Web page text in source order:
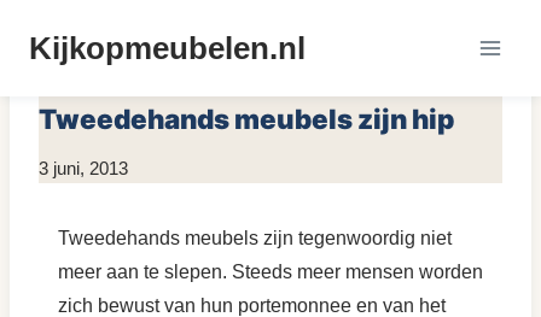
naarKijkopmeubelen.nl
Tweedehands meubels zijn hip
Door
3 juni, 2013
Tweedehands meubels zijn tegenwoordig niet
meer aan te slepen. Steeds meer mensen worden
zich bewust van hun portemonnee en van het